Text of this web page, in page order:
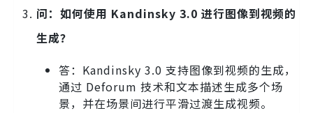
问：如何使用 Kandinsky 3.0 进行图像到视频的
生成？
答：Kandinsky 3.0 支持图像到视频的生成，
通过 Deforum 技术和文本描述生成多个场
景，并在场景间进行平滑过渡生成视频。